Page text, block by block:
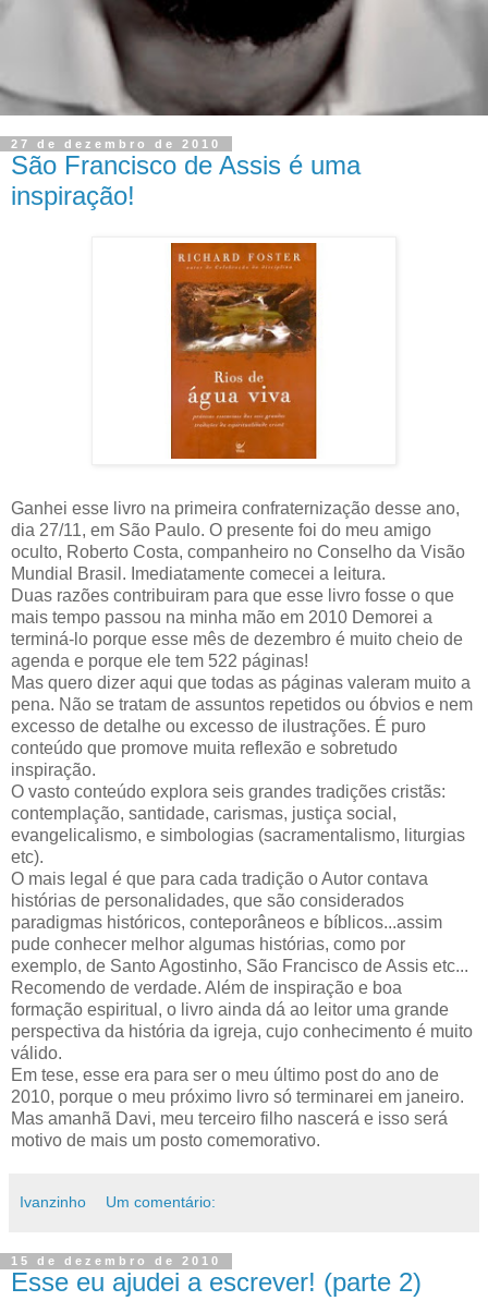
27 de dezembro de 2010
São Francisco de Assis é uma
inspiração!
Ganhei esse livro na primeira confraternização desse ano,
dia 27/11, em São Paulo. O presente foi do meu amigo
oculto, Roberto Costa, companheiro no Conselho da Visão
Mundial Brasil. Imediatamente comecei a leitura.
Duas razões contribuiram para que esse livro fosse o que
mais tempo passou na minha mão em 2010 Demorei a
terminá-lo porque esse mês de dezembro é muito cheio de
agenda e porque ele tem 522 páginas!
Mas quero dizer aqui que todas as páginas valeram muito a
pena. Não se tratam de assuntos repetidos ou óbvios e nem
excesso de detalhe ou excesso de ilustrações. É puro
conteúdo que promove muita reflexão e sobretudo
inspiração.
O vasto conteúdo explora seis grandes tradições cristãs:
contemplação, santidade, carismas, justiça social,
evangelicalismo, e simbologias (sacramentalismo, liturgias
etc).
O mais legal é que para cada tradição o Autor contava
histórias de personalidades, que são considerados
paradigmas históricos, conteporâneos e bíblicos...assim
pude conhecer melhor algumas histórias, como por
exemplo, de Santo Agostinho, São Francisco de Assis etc...
Recomendo de verdade. Além de inspiração e boa
formação espiritual, o livro ainda dá ao leitor uma grande
perspectiva da história da igreja, cujo conhecimento é muito
válido.
Em tese, esse era para ser o meu último post do ano de
2010, porque o meu próximo livro só terminarei em janeiro.
Mas amanhã Davi, meu terceiro filho nascerá e isso será
motivo de mais um posto comemorativo.
Ivanzinho Um comentário:
15 de dezembro de 2010
Esse eu ajudei a escrever! (parte 2)